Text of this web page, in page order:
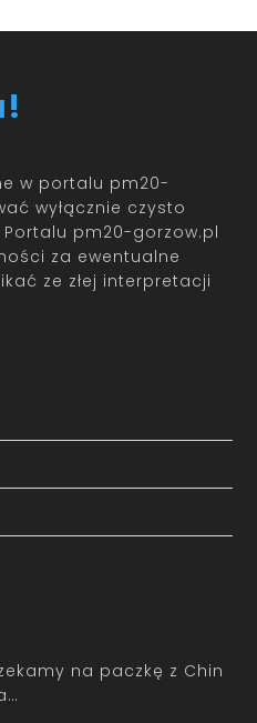
w portalu pm20-
wyłącznie czysto
pm20-gorzow.pl
za ewentualne
ze złej interpretacji
na paczkę z Chin